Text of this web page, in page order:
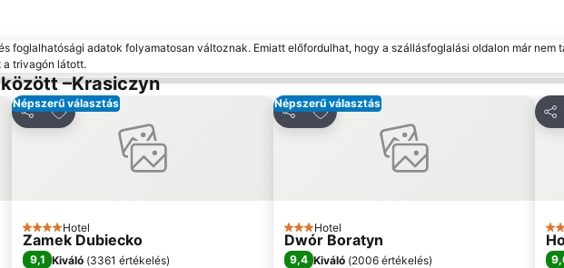
foglalhatósági adatok folyamatosan változnak. Emiatt előfordulhat, hogy a szállásfoglalási oldalon már nem
a trivagón látott.
–Krasiczyn
Népszerű választás
Megosztás
Hozzáadás a kedvencekhez
4 Kategória
Hotel
Zamek Dubiecko
9,1 Kiváló (3361 értékelés)
Népszerű választás
Megosztás
Hozzáadás a kedvencekhez
3 Kategória
Hotel
Dwór Boratyn
9,4 Kiváló (2006 értékelés)
3